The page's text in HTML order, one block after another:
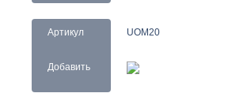
Артикул
Добавить
UOM20